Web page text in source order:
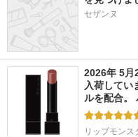
セザンヌ
2026年 5月
入荷してい
ルを配合。
リップモンス